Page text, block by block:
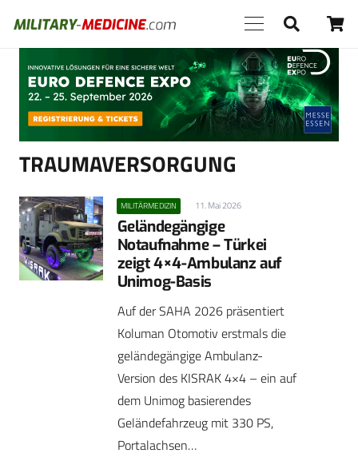
Anzeige
TRAUMAVERSORGUNG
MILITÄRMEDIZIN 11. Mai 2026
Geländegängige
Notaufnahme – Türkei
zeigt 4×4-Ambulanz auf
Unimog-Basis
Auf der SAHA 2026 präsentiert
Koluman Otomotiv erstmals die
geländegängige Ambulanz-
Version des KISRAK 4×4 – ein auf
dem Unimog basierendes
Geländefahrzeug mit 330 PS,
Portalachsen…